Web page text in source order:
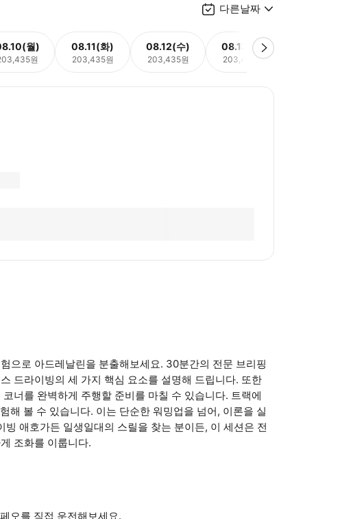
다른날짜
월)
원
08.11(화)
203,435원
08.12(수)
203,435원
08.13(목)
203,435원
으로 아드레날린을 분출해보세요. 30분간의 전문 브리핑
드라이빙의 세 가지 핵심 요소를 설명해 드립니다. 또한
너를 완벽하게 주행할 준비를 마칠 수 있습니다. 트랙에
해 볼 수 있습니다. 이는 단순한 워밍업을 넘어, 이론을 실
애호가든 일생일대의 스릴을 찾는 분이든, 이 세션은 전
조화를 이룹니다.
오를 직접 운전해보세요.